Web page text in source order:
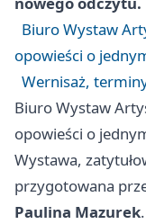
Biuro Wystaw
opowieści o
Wernisaż,
Biuro Wystaw
opowieści o
Wystawa,
przygotowana
Paulina Mazurek